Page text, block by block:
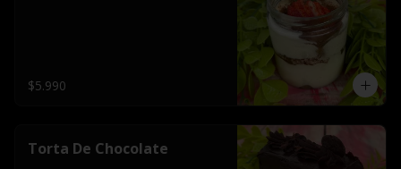
$5.990
Torta De Chocolate